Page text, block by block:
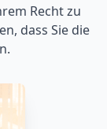
Recht zu
dass Sie die